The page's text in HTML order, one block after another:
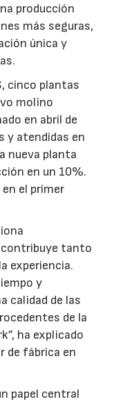
producción
más seguras,
única y
cinco plantas
molino
en abril de
y atendidas en
nueva planta
en un 10%.
el primer
tanto
experiencia.
y
calidad de las
de la
ha explicado
de fábrica en
papel central